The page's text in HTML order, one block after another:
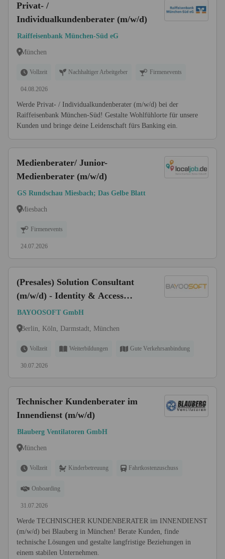
Privat- /
Individualkundenberater (m/w/d)
Raiffeisenbank München-Süd eG
München
Vollzeit Nachhaltiger Arbeitgeber Firmenevents
04.08.2026
Werde Privat- / Individualkundenberater (m/w/d) bei der
Raiffeisenbank München-Süd! Gestalte Wohlfühlorte für unsere
Kunden und bringe deine Leidenschaft fürs Banking ein.
Medienberater/ Junior-
Medienberater (m/w/d)
GS Rundschau Miesbach; Das Gelbe Blatt
Miesbach
Firmenevents
24.07.2026
(Presales) Solution Consultant
(m/w/d) - Identity & Access
Management (IAM)
BAYOOSOFT GmbH
Berlin, Köln, Darmstadt, München
Vollzeit Weiterbildungen Gute Verkehrsanbindung
30.07.2026
Technischer Kundenberater im
Innendienst (m/w/d)
Blauberg Ventilatoren GmbH
München
Vollzeit Kinderbetreuung Fahrtkostenzuschuss
Onboarding
31.07.2026
Werde TECHNISCHER KUNDENBERATER im INNENDIENST
(m/w/d) bei Blauberg in München! Berate Kunden, finde
technische Lösungen und gestalte langfristige Beziehungen in
einem stabilen Unternehmen.